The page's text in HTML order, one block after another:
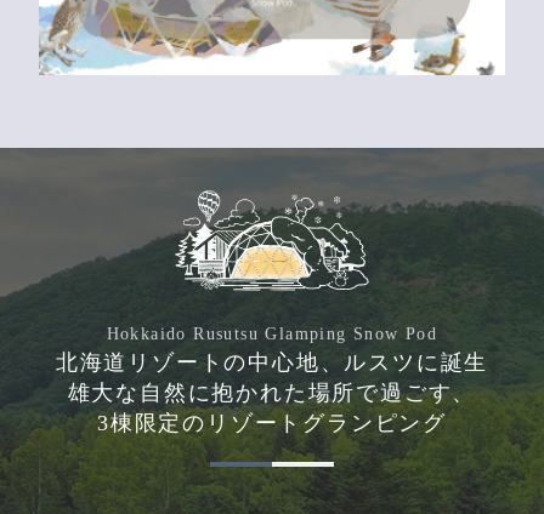
Hokkaido Rusutsu Glamping Snow Pod
北海道リゾートの中心地、ルスツに誕生
雄大な自然に抱かれた場所で過ごす、
3棟限定のリゾートグランピング